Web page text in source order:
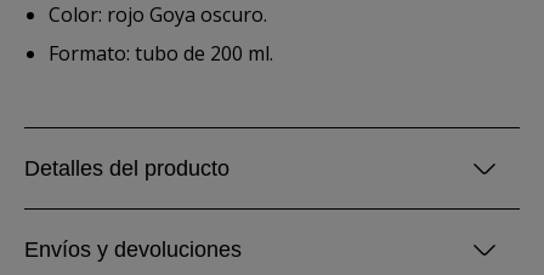
Color: rojo Goya oscuro.
Formato: tubo de 200 ml.
Detalles del producto
Envíos y devoluciones